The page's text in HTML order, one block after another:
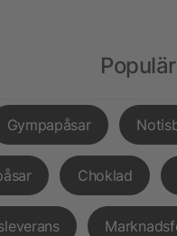
Gympapåsar
Choklad